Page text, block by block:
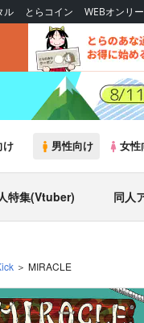
ル とらコイン WEBオンリー
け 男性向け 女性
特集(Vtuber) 同人
MIRACLE